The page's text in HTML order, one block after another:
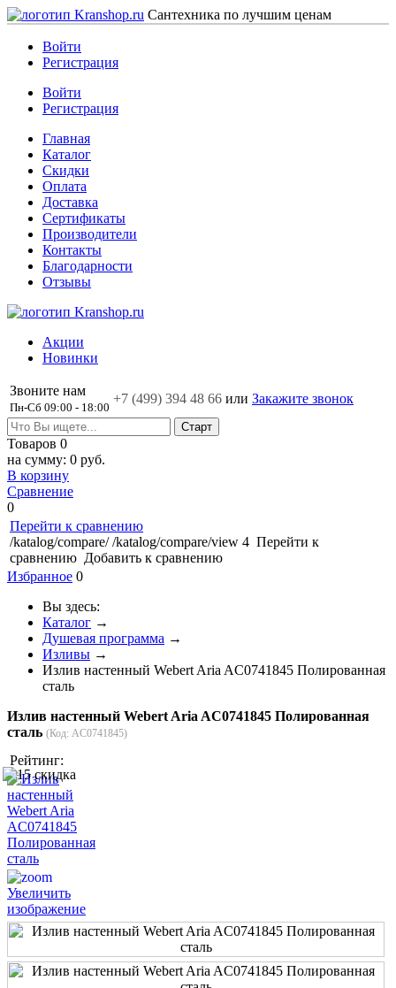
Сантехника по лучшим ценам
Войти
Регистрация
Войти
Регистрация
Главная
Каталог
Скидки
Оплата
Доставка
Сертификаты
Производители
Контакты
Благодарности
Отзывы
Акции
Новинки
Звоните нам
Пн-Сб 09:00 - 18:00
+7 (499) 394 48 66 или Закажите звонок
Товаров 0
на сумму: 0 руб.
В корзину
Сравнение
0
Перейти к сравнению
/katalog/compare/ /katalog/compare/view 4 Перейти к
сравнению Добавить к сравнению
Избранное 0
Вы здесь:
Каталог →
Душевая программа →
Изливы →
Излив настенный Webert Aria AC0741845 Полированная
сталь
Излив настенный Webert Aria AC0741845 Полированная
сталь (Код: AC0741845)
Рейтинг:
Увеличить
изображение